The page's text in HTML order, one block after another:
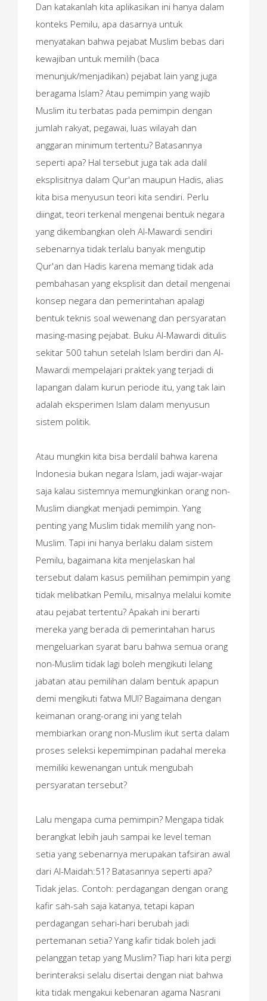
Dan katakanlah kita aplikasikan ini hanya dalam
konteks Pemilu, apa dasarnya untuk
menyatakan bahwa pejabat Muslim bebas dari
kewajiban untuk memilih (baca
menunjuk/menjadikan) pejabat lain yang juga
beragama Islam? Atau pemimpin yang wajib
Muslim itu terbatas pada pemimpin dengan
jumlah rakyat, pegawai, luas wilayah dan
anggaran minimum tertentu? Batasannya
seperti apa? Hal tersebut juga tak ada dalil
eksplisitnya dalam Qur'an maupun Hadis, alias
kita bisa menyusun teori kita sendiri. Perlu
diingat, teori terkenal mengenai bentuk negara
yang dikembangkan oleh Al-Mawardi sendiri
sebenarnya tidak terlalu banyak mengutip
Qur'an dan Hadis karena memang tidak ada
pembahasan yang eksplisit dan detail mengenai
konsep negara dan pemerintahan apalagi
bentuk teknis soal wewenang dan persyaratan
masing-masing pejabat. Buku Al-Mawardi ditulis
sekitar 500 tahun setelah Islam berdiri dan Al-
Mawardi mempelajari praktek yang terjadi di
lapangan dalam kurun periode itu, yang tak lain
adalah eksperimen Islam dalam menyusun
sistem politik.
Atau mungkin kita bisa berdalil bahwa karena
Indonesia bukan negara Islam, jadi wajar-wajar
saja kalau sistemnya memungkinkan orang non-
Muslim diangkat menjadi pemimpin. Yang
penting yang Muslim tidak memilih yang non-
Muslim. Tapi ini hanya berlaku dalam sistem
Pemilu, bagaimana kita menjelaskan hal
tersebut dalam kasus pemilihan pemimpin yang
tidak melibatkan Pemilu, misalnya melalui komite
atau pejabat tertentu? Apakah ini berarti
mereka yang berada di pemerintahan harus
mengeluarkan syarat baru bahwa semua orang
non-Muslim tidak lagi boleh mengikuti lelang
jabatan atau pemilihan dalam bentuk apapun
demi mengikuti fatwa MUI? Bagaimana dengan
keimanan orang-orang ini yang telah
membiarkan orang non-Muslim ikut serta dalam
proses seleksi kepemimpinan padahal mereka
memiliki kewenangan untuk mengubah
persyaratan tersebut?
Lalu mengapa cuma pemimpin? Mengapa tidak
berangkat lebih jauh sampai ke level teman
setia yang sebenarnya merupakan tafsiran awal
dari Al-Maidah:51? Batasannya seperti apa?
Tidak jelas. Contoh: perdagangan dengan orang
kafir sah-sah saja katanya, tetapi kapan
perdagangan sehari-hari berubah jadi
pertemanan setia? Yang kafir tidak boleh jadi
pelanggan tetap yang Muslim? Tiap hari kita pergi
berinteraksi selalu disertai dengan niat bahwa
kita tidak mengakui kebenaran agama Nasrani